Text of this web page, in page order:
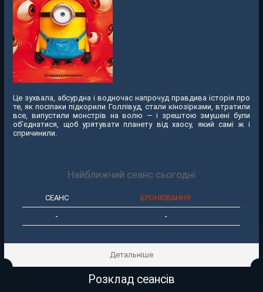
Це зухвала, абсурдна і водночас напрочуд правдива історія про
те, як посіпаки підкорили Голлівуд, стали кінозірками, втратили
все, випустили монстрів на волю — і зрештою змушені були
об’єднатися, щоб урятувати планету від хаосу, який самі ж і
спричинили.
Найближчий сеанс сьогодні
СЕАНС БРОНЮВАННЯ
- -
Детальніше
Розклад сеансів